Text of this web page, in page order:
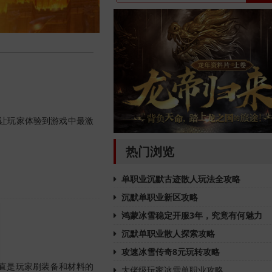
玩家体验到游戏中最激
是玩家刷装备和材料的
热门浏览
单职业沉默古迹散人玩法全攻略
沉默单职业新区攻略
鸿蒙冰雪稳定开服3年，究竟有何魅力
沉默单职业散人探索攻略
攻速冰雪传奇8元玩转攻略
大佬级玩家冰雪单职业攻略